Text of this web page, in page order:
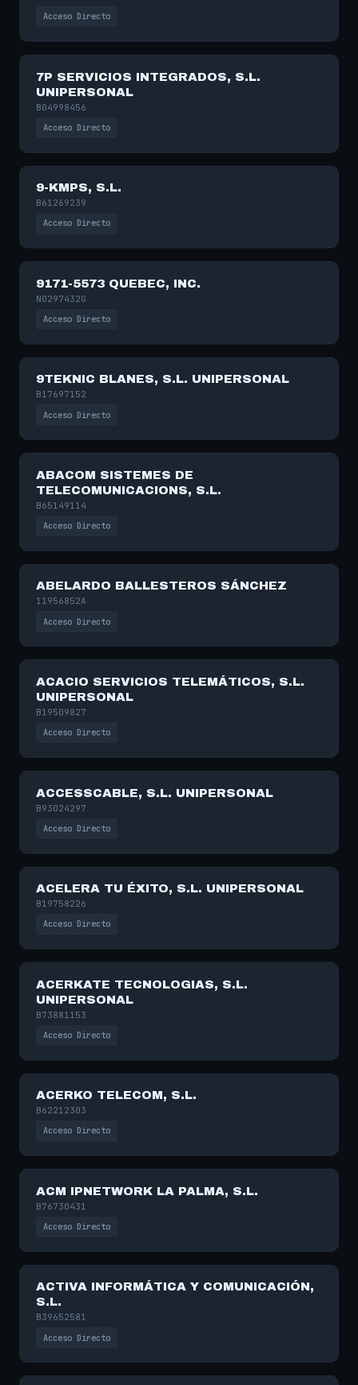
Acceso Directo
7P SERVICIOS INTEGRADOS, S.L.
UNIPERSONAL
B04998456
Acceso Directo
9-KMPS, S.L.
B61269239
Acceso Directo
9171-5573 QUEBEC, INC.
N0297432G
Acceso Directo
9TEKNIC BLANES, S.L. UNIPERSONAL
B17697152
Acceso Directo
ABACOM SISTEMES DE
TELECOMUNICACIONS, S.L.
B65149114
Acceso Directo
ABELARDO BALLESTEROS SÁNCHEZ
11956852A
Acceso Directo
ACACIO SERVICIOS TELEMÁTICOS, S.L.
UNIPERSONAL
B19509827
Acceso Directo
ACCESSCABLE, S.L. UNIPERSONAL
B93024297
Acceso Directo
ACELERA TU ÉXITO, S.L. UNIPERSONAL
B19758226
Acceso Directo
ACERKATE TECNOLOGIAS, S.L.
UNIPERSONAL
B73881153
Acceso Directo
ACERKO TELECOM, S.L.
B62212303
Acceso Directo
ACM IPNETWORK LA PALMA, S.L.
B76730431
Acceso Directo
ACTIVA INFORMÁTICA Y COMUNICACIÓN,
S.L.
B39652581
Acceso Directo